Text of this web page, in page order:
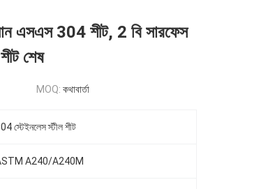
এসএস 304 শীট, 2 বি সারফেস
শেষ
MOQ: কথাবার্তা
স্টেইনলেস স্টীল শীট
A240/A240M